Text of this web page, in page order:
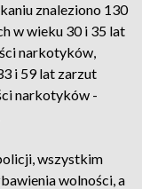
znaleziono 130
w wieku 30 i 35 lat
narkotyków,
i 59 lat zarzut
narkotyków -
wszystkim
wolności, a